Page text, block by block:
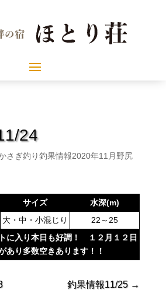
24
さぎ釣り釣果情報2020年11月野尻
サイズ
水深(m)
大・中・小混じり
22～25
に入り本日も好調！ １２月１２日
あり多数空きあります！！
釣果情報11/25→